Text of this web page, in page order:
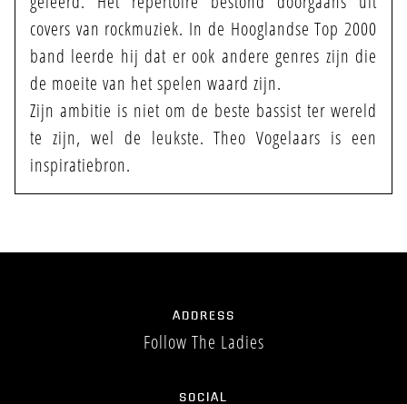
covers van rockmuziek. In de Hooglandse Top 2000
band leerde hij dat er ook andere genres zijn die
de moeite van het spelen waard zijn.
Zijn ambitie is niet om de beste bassist ter wereld
te zijn, wel de leukste. Theo Vogelaars is een
inspiratiebron.
ADDRESS
Follow The Ladies
SOCIAL